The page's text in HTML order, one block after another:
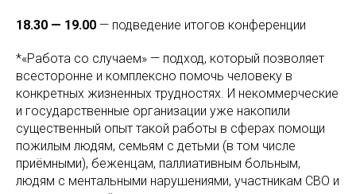
18.30 — 19.00 — подведение итогов конференции
*«Работа со случаем» — подход, который позволяет
всесторонне и комплексно помочь человеку в
конкретных жизненных трудностях. И некоммерческие
и государственные организации уже накопили
существенный опыт такой работы в сферах помощи
пожилым людям, семьям с детьми (в том числе
приёмными), беженцам, паллиативным больным,
людям с ментальными нарушениями, участникам СВО и